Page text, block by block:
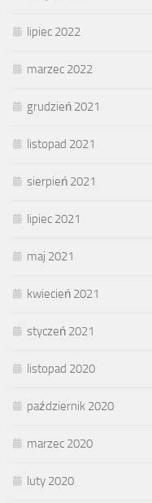
lipiec 2022
marzec 2022
grudzień 2021
listopad 2021
sierpień 2021
lipiec 2021
maj 2021
kwiecień 2021
styczeń 2021
listopad 2020
październik 2020
marzec 2020
luty 2020